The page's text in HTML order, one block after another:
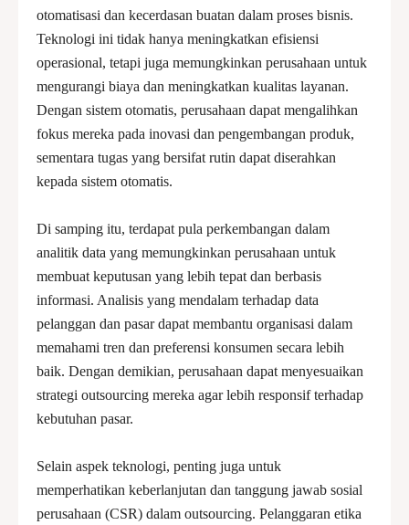
otomatisasi dan kecerdasan buatan dalam proses bisnis.
Teknologi ini tidak hanya meningkatkan efisiensi
operasional, tetapi juga memungkinkan perusahaan untuk
mengurangi biaya dan meningkatkan kualitas layanan.
Dengan sistem otomatis, perusahaan dapat mengalihkan
fokus mereka pada inovasi dan pengembangan produk,
sementara tugas yang bersifat rutin dapat diserahkan
kepada sistem otomatis.
Di samping itu, terdapat pula perkembangan dalam
analitik data yang memungkinkan perusahaan untuk
membuat keputusan yang lebih tepat dan berbasis
informasi. Analisis yang mendalam terhadap data
pelanggan dan pasar dapat membantu organisasi dalam
memahami tren dan preferensi konsumen secara lebih
baik. Dengan demikian, perusahaan dapat menyesuaikan
strategi outsourcing mereka agar lebih responsif terhadap
kebutuhan pasar.
Selain aspek teknologi, penting juga untuk
memperhatikan keberlanjutan dan tanggung jawab sosial
perusahaan (CSR) dalam outsourcing. Pelanggaran etika